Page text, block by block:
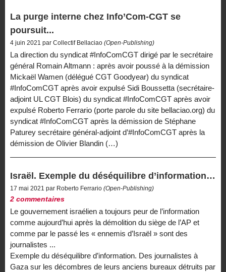
La purge interne chez Info’Com-CGT se
poursuit...
4 juin 2021 par Collectif Bellaciao (Open-Publishing)
La direction du syndicat #InfoComCGT dirigé par le secrétaire
général Romain Altmann : après avoir poussé à la démission
Mickaël Wamen (délégué CGT Goodyear) du syndicat
#InfoComCGT après avoir expulsé Sidi Boussetta (secrétaire-
adjoint UL CGT Blois) du syndicat #InfoComCGT après avoir
expulsé Roberto Ferrario (porte parole du site bellaciao.org) du
syndicat #InfoComCGT après la démission de Stéphane
Paturey secrétaire général-adjoint d’#InfoComCGT après la
démission de Olivier Blandin (…)
Israël. Exemple du déséquilibre d’information…
17 mai 2021 par Roberto Ferrario (Open-Publishing)
2 commentaires
Le gouvernement israélien a toujours peur de l’information
comme aujourd’hui après la démolition du siège de l’AP et
comme par le passé les « ennemis d’Israël » sont des
journalistes ...
Exemple du déséquilibre d’information. Des journalistes à
Gaza sur les décombres de leurs anciens bureaux détruits par